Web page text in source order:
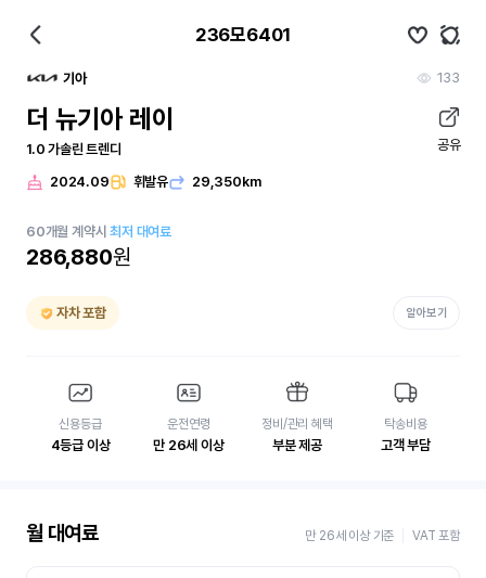
236모6401
기아 133
더 뉴기아 레이
1.0 가솔린 트렌디 공유
2024.09 휘발유 29,350km
60개월 계약시최저 대여료
286,880원
자차 포함 알아보기
신용등급
4등급 이상
운전연령
만 26세 이상
정비/관리 혜택
부분 제공
탁송비용
고객 부담
월 대여료 만 26세 이상 기준 VAT 포함